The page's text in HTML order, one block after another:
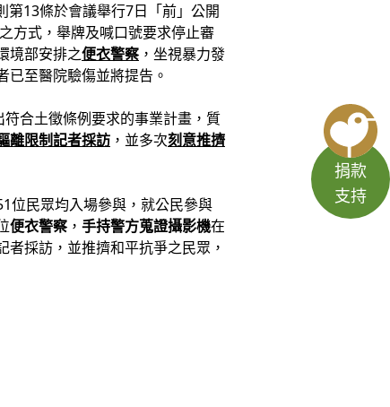
捐款
支持
第13條於會議舉行7日「前」公開
方式，舉牌及喊口號要求停止審
境部安排之便衣警察 ，坐視暴力發
已至醫院驗傷並將提告。
符合土徵條例要求的事業計畫，質
離限制記者採訪 ，並多次刻意推擠
位民眾均入場參與，就公民參與
便衣警察 ， 手持警方蒐證攝影機在
者採訪，並推擠和平抗爭之民眾，